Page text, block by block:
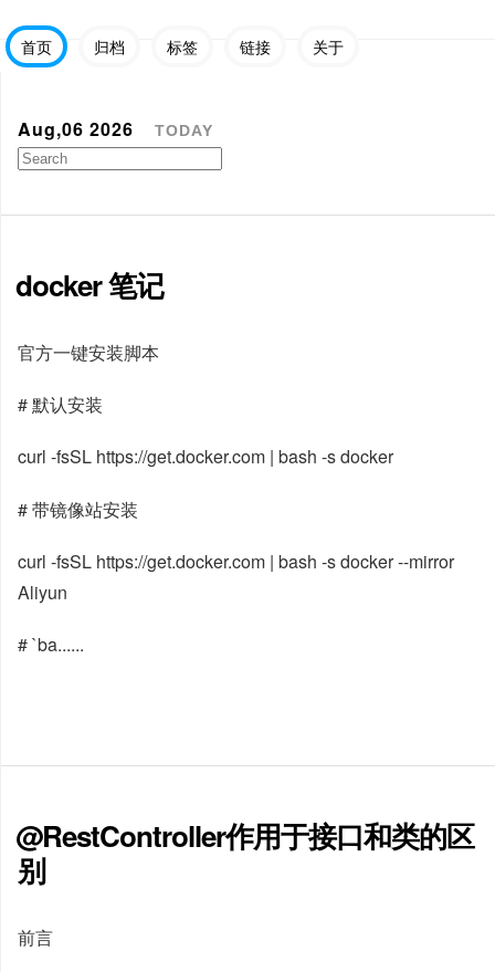
首页 归档 标签 链接 关于
Aug,06 2026 TODAY
docker 笔记
官方一键安装脚本
# 默认安装
curl -fsSL https://get.docker.com | bash -s docker
# 带镜像站安装
curl -fsSL https://get.docker.com | bash -s docker --mirror
Aliyun
# `ba......
@RestController作用于接口和类的区
别
前言